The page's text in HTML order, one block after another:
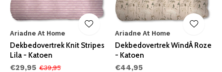
Ariadne At Home
Dekbedovertrek Knit Stripes
Lila - Katoen
€29,95 €39,95
Ariadne At Home
Dekbedovertrek WindÂ Roze
- Katoen
€44,95